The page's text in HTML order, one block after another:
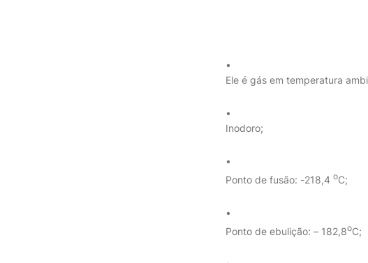
Ele é gás em temperatura
Inodoro;
Ponto de fusão: -218,4 oC;
Ponto de ebulição: – 182,8oC;